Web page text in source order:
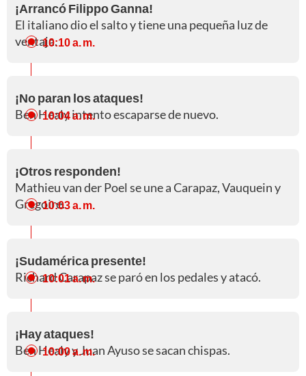
¡Arrancó Filippo Ganna!
El italiano dio el salto y tiene una pequeña luz de
ventaja.10:10 a. m.
¡No paran los ataques!
Ben Healy intento escaparse de nuevo.
10:04 a. m.
¡Otros responden!
Mathieu van der Poel se une a Carapaz, Vauquein y
Gregoire.10:03 a. m.
¡Sudamérica presente!
Richard Carapaz se paró en los pedales y atacó.
10:01 a. m.
¡Hay ataques!
Ben Healy y Juan Ayuso se sacan chispas.
10:00 a. m.